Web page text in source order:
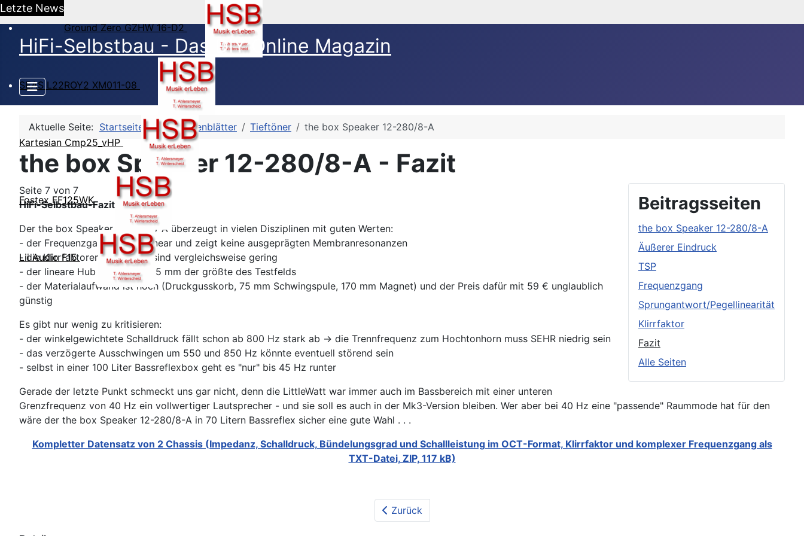
Letzte News
Ground Zero GZHW 16-D2
SEAS L22ROY2 XM011-08
Kartesian Cmp25_vHP
Fostex FF125WK
Lii Audio F15
HiFi-Selbstbau - Das DIY Online Magazin
Aktuelle Seite: Startseite HSB-Datenblätter Tieftöner the box Speaker 12-280/8-A
the box Speaker 12-280/8-A - Fazit
Beitragsseiten
the box Speaker 12-280/8-A
Äußerer Eindruck
TSP
Frequenzgang
Sprungantwort/Pegellinearität
Klirrfaktor
Fazit
Alle Seiten
Seite 7 von 7
HiFi-Selbstbau-Fazit:
Der the box Speaker 12-280/8-A überzeugt in vielen Disziplinen mit guten Werten:
- der Frequenzgang ist sehr linear und zeigt keine ausgeprägten Membranresonanzen
- die Klirrfaktoren K3 und K5 sind vergleichsweise gering
- der lineare Hub ist mit +/- 5.5 mm der größte des Testfelds
- der Materialaufwand ist hoch (Druckgusskorb, 75 mm Schwingspule, 170 mm Magnet) und der Preis dafür mit 59 € unglaublich
günstig
Es gibt nur wenig zu kritisieren:
- der winkelgewichtete Schalldruck fällt schon ab 800 Hz stark ab -> die Trennfrequenz zum Hochtonhorn muss SEHR niedrig sein
- das verzögerte Ausschwingen um 550 und 850 Hz könnte eventuell störend sein
- selbst in einer 100 Liter Bassreflexbox geht es "nur" bis 45 Hz runter
Gerade der letzte Punkt schmeckt uns gar nicht, denn die LittleWatt war immer auch im Bassbereich mit einer unteren
Grenzfrequenz von 40 Hz ein vollwertiger Lautsprecher - und sie soll es auch in der Mk3-Version bleiben. Wer aber bei 40 Hz eine "passende" Raummode hat für den
wäre der the box Speaker 12-280/8-A in 70 Litern Bassreflex sicher eine gute Wahl . . .
Kompletter Datensatz von 2 Chassis (Impedanz, Schalldruck, Bündelungsgrad und Schallleistung im OCT-Format, Klirrfaktor und komplexer Frequenzgang als
TXT-Datei, ZIP, 117 kB)
Zurück